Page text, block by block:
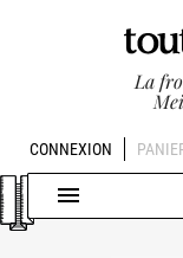
La
CONNEXION
